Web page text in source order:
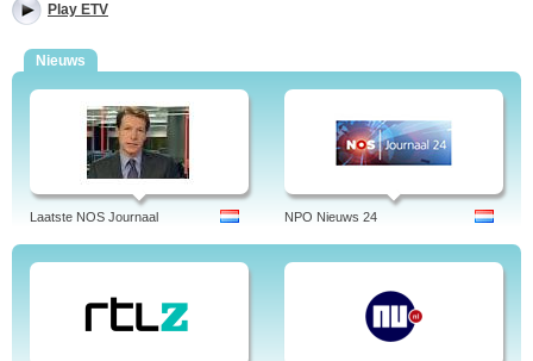
Também pode assistir aos vídeos mais relevantes em cada dia informativo a
Tendo em consideração o foco principal da ETV, a economia, a programação
está direcionada para todas as áreas que interagem com a vertente
económica pelo que, a ETV apresenta ao seu espetador programas de
informação genérica, entrevistas e programas em que são discutidas áreas
mais específicas que envolvem o tecido económico global.
A ETV é uma televisão recente no panorama televisivo português mas já
conseguiu ganhar o seu espaço num meio difícil de aceder e é produto de um
contexto económico que empurrou vários jornais portugueses a enveredarem
por uma existência dupla: Em papel e no ecrã.
O nome mais sonante da ETV é o jornalista João Ferreira que foi jornalista da
NOTÍCIAS como de repórter de grandes temas como a toxicodependência.
Quem se poderá esquecer da incrível reportagem “Agonia” em que o jornalista
entra no mundo às avessas de um amigo toxicodependente em recuperação?
Play ETV
Nieuws
Laatste NOS Journaal NPO Nieuws 24